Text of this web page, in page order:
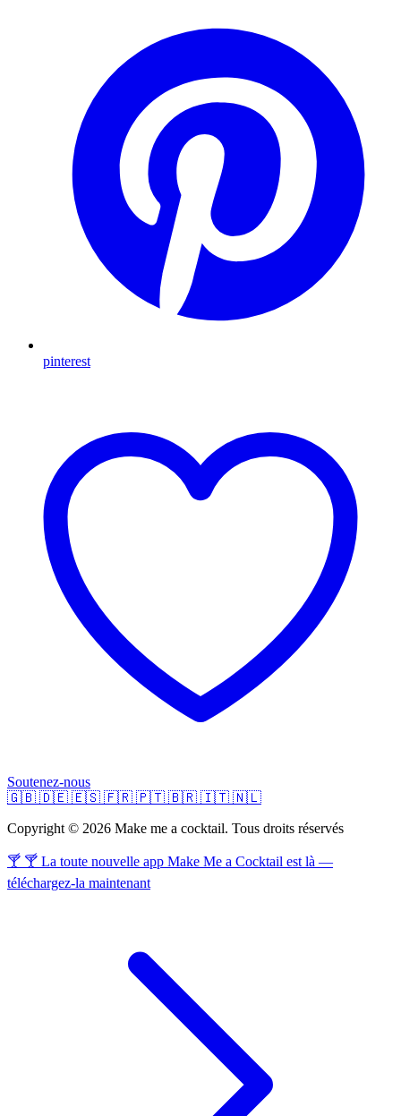
pinterest
Soutenez-nous
🇬🇧 🇩🇪 🇪🇸 🇫🇷 🇵🇹 🇧🇷 🇮🇹 🇳🇱
Copyright © 2026 Make me a cocktail. Tous droits réservés
🍸 🍸 La toute nouvelle app Make Me a Cocktail est là —
téléchargez-la maintenant